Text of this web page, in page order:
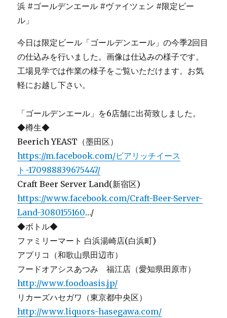
今日は限定ビール「ゴールデンエール」の今季2回目
の仕込みを行いました。画像は仕込みの様子です。
工場見学では作業の様子をご覧いただけます。お気
軽にお越し下さい。
「ゴールデンエール」を6店舗に出荷致しました。
◆樽生◆
Beerich YEAST（墨田区）
https://m.facebook.com/ビアリッチイース
ト-170988839675447/
Craft Beer Server Land(新宿区)
https://www.facebook.com/Craft-Beer-Server-
Land-3080155160…/
◆ボトル◆
ファミリーマート 白浜湯崎店(白浜町)
アプリコ（和歌山県田辺市）
フードオアシスあつみ 福江店（愛知県田原市）
http://www.foodoasis.jp/
リカーズハセガワ（東京都中央区）
http://www.liquors-hasegawa.com/